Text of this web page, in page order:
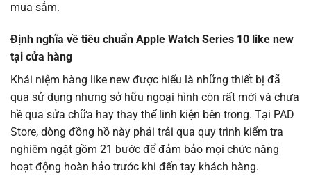
mua sắm.
Định nghĩa về tiêu chuẩn Apple Watch Series 10 like new
tại cửa hàng
Khái niệm hàng like new được hiểu là những thiết bị đã
qua sử dụng nhưng sở hữu ngoại hình còn rất mới và chưa
hề qua sửa chữa hay thay thế linh kiện bên trong. Tại PAD
Store, dòng đồng hồ này phải trải qua quy trình kiểm tra
nghiêm ngặt gồm 21 bước để đảm bảo mọi chức năng
hoạt động hoàn hảo trước khi đến tay khách hàng.